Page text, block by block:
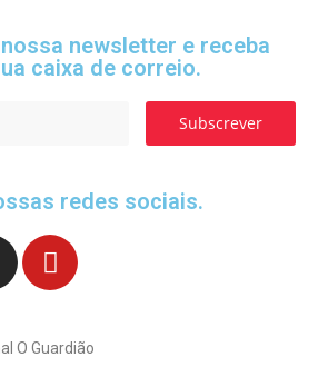
newsletter e receba
caixa de correio.
Subscrever
redes sociais.
O Guardião